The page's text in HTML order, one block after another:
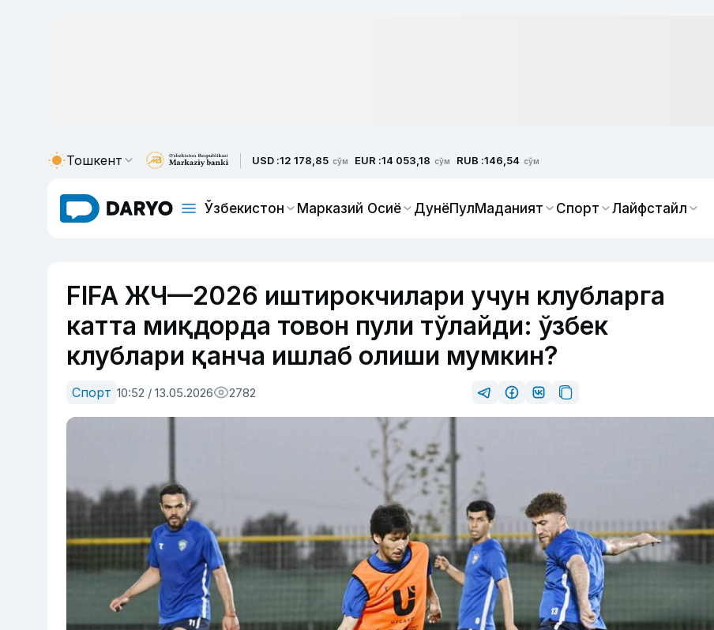
Тошкент USD :12 178,85 сўм EUR :14 053,18 сўм RUB :146,54 сўм
Ўзбекистон Марказий Осиё ДунёПулМаданият Спорт Лайфстайл
FIFA ЖЧ—2026 иштирокчилари учун клубларга
катта миқдорда товон пули тўлайди: ўзбек
клублари қанча ишлаб олиши мумкин?
Спорт 10:52 / 13.05.2026 2782